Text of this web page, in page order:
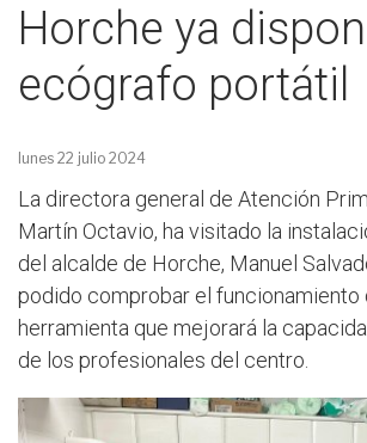
Horche ya
ecógrafo portátil
lunes 22 julio 2024
La directora general de Atención
Martín Octavio, ha visitado la
del alcalde de Horche, Manuel
podido comprobar el funcionamiento
herramienta que mejorará la
de los profesionales del centro.